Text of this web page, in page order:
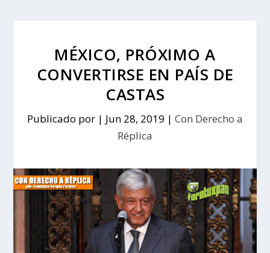
MÉXICO, PRÓXIMO A
CONVERTIRSE EN PAÍS DE
CASTAS
Publicado por | Jun 28, 2019 | Con Derecho a
Réplica